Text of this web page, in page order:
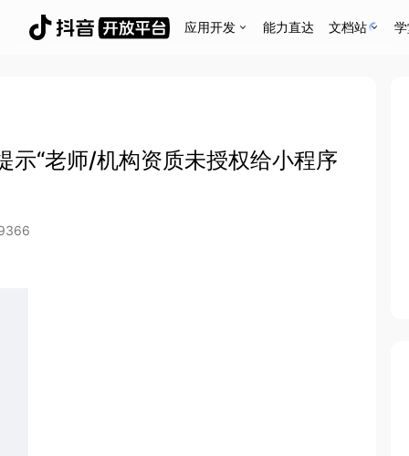
应用开发 能力直达 文档站
示“老师/机构资质未授权给小程序